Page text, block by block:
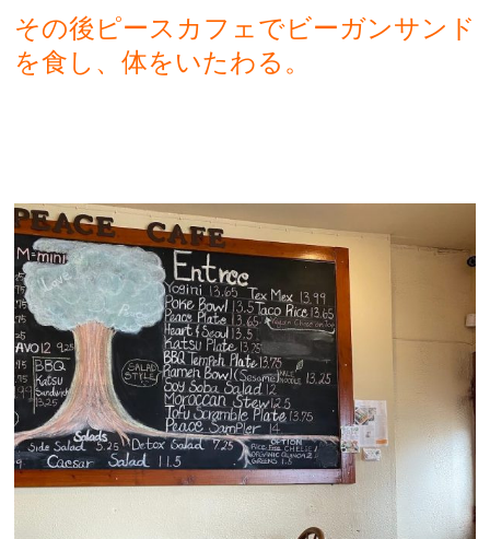
その後ピースカフェでビーガンサンド
を食し、体をいたわる。